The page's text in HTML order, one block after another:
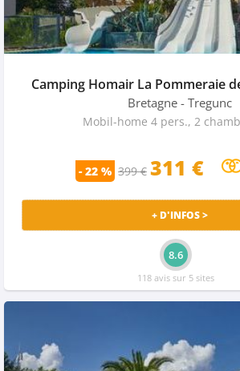
Camping Homair La Pommeraie
Bretagne - Tregunc
Mobil-home 4 pers., 2
- 22 % 399 € 311 €
+ D'INFOS >
8.6
118 avis sur 5 sites